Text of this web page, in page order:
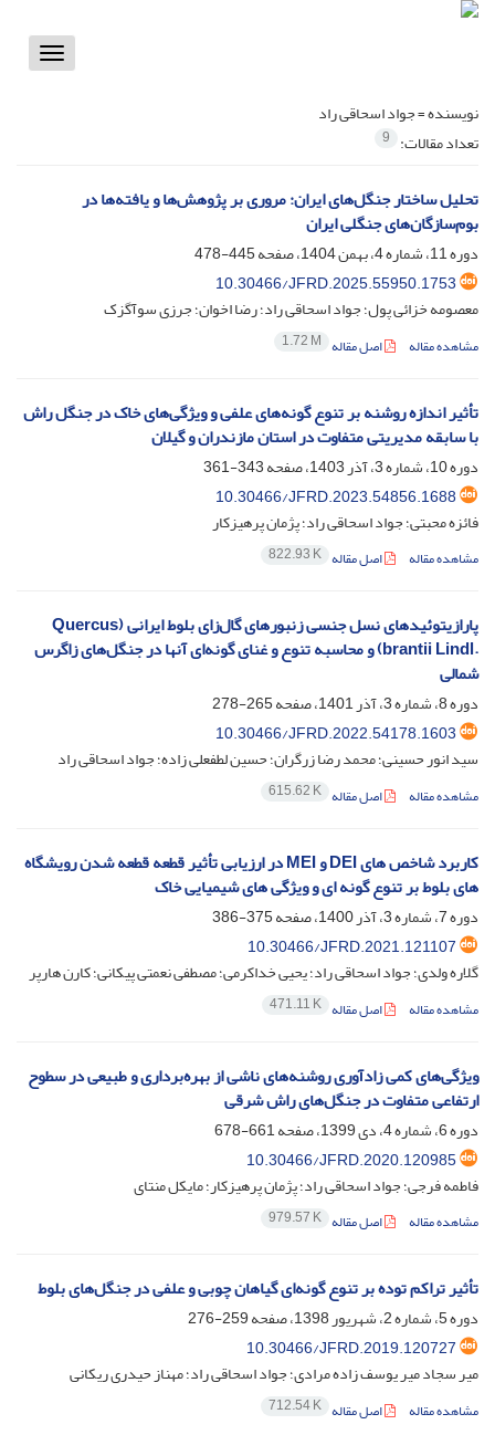
Toggle
نویسنده =جواد اسحاقی راد
تعداد مقالات: 9
تحلیل ساختار جنگل‌های ایران: مروری بر پژوهش‌ها و یافته‌ها در
بوم‌سازگان‌های جنگلی ایران
دوره 11، شماره 4، بهمن 1404، صفحه
445-478
10.30466/JFRD.2025.55950.1753
معصومه خزائی پول؛ جواد اسحاقی راد؛ رضا اخوان؛ جرزی سوآگزک
مشاهده مقاله اصل مقاله 1.72 M
تأثیر اندازه روشنه بر تنوع گونه‌های علفی و ویژگی‌های خاک در جنگل راش
با سابقه مدیریتی متفاوت در استان مازندران و گیلان
دوره 10، شماره 3، آذر 1403، صفحه
343-361
10.30466/JFRD.2023.54856.1688
فائزه محبتی؛ جواد اسحاقی راد؛ پژمان پرهیزکار
مشاهده مقاله اصل مقاله 822.93 K
پارازیتوئیدهای نسل جنسی زنبورهای گال‌زای بلوط ایرانی (‏Quercus
brantii Lindl.‎‏) و محاسبه تنوع و غنای گونه‌ای آنها در جنگل‌های زاگرس
شمالی
دوره 8، شماره 3، آذر 1401، صفحه
265-278
10.30466/JFRD.2022.54178.1603
سید انور حسینی؛ محمد رضا زرگران؛ حسین لطفعلی زاده؛ جواد اسحاقی راد
مشاهده مقاله اصل مقاله 615.62 K
کاربرد شاخص های‎ DEI ‎و ‏‎ MEIدر ارزیابی تأثیر قطعه قطعه شدن رویشگاه
های بلوط بر تنوع گونه ای و ‏ویژگی های شیمیایی خاک
دوره 7، شماره 3، آذر 1400، صفحه
375-386
10.30466/JFRD.2021.121107
گلاره ولدی؛ جواد اسحاقی راد؛ یحیی خداکرمی؛ مصطفی نعمتی پیکانی؛ کارن هارپر
مشاهده مقاله اصل مقاله 471.11 K
ویژگی‌های کمی زادآوری روشنه‌های ناشی از بهره‌برداری و طبیعی در سطوح
ارتفاعی متفاوت در جنگل‌های راش شرقی
دوره 6، شماره 4، دی 1399، صفحه
661-678
10.30466/JFRD.2020.120985
فاطمه فرجی؛ جواد اسحاقی راد؛ پژمان پرهیزکار؛ مایکل منتای
مشاهده مقاله اصل مقاله 979.57 K
تأثیر تراکم توده بر تنوع گونه‌ای گیاهان چوبی و علفی در جنگل‌های بلوط
دوره 5، شماره 2، شهریور 1398، صفحه
259-276
10.30466/JFRD.2019.120727
میر سجاد میر یوسف زاده مرادی؛ جواد اسحاقی راد؛ مهناز حیدری ریکانی
مشاهده مقاله اصل مقاله 712.54 K